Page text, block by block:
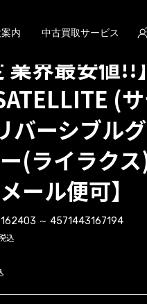
内 中古買取サービス
業界最安値!!】
(
バーシブル
(ライラクス
ール便可】
～ 4571443167194
込